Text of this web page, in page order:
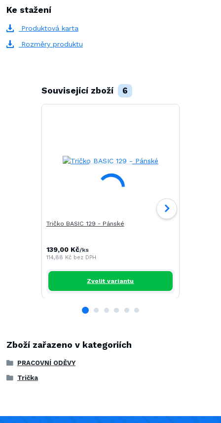
Ke stažení
Produktová karta
Rozměry produktu
Související zboží 6
Tričko BASIC 129 - Pánské
139,00 Kč/ks
114,88 Kč bez DPH
Zvolit variantu
Zboží zařazeno v kategoriích
PRACOVNÍ ODĚVY
Trička